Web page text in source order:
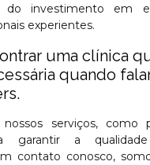
do investimento em
experientes.
uma clínica
quando
serviços, como
garantir a
contato conosco,